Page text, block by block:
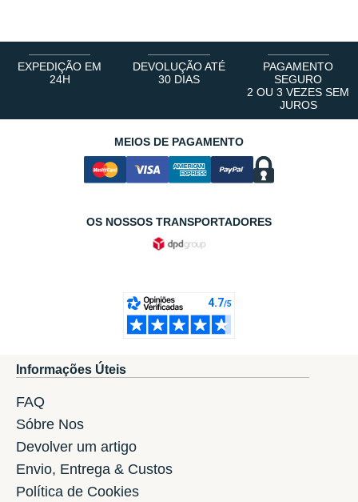
EXPEDIÇÃO EM
24H
DEVOLUÇÃO ATÉ
30 DIAS
PAGAMENTO
SEGURO
2 OU 3 VEZES SEM
JUROS
MEIOS DE PAGAMENTO
OS NOSSOS TRANSPORTADORES
Informações Úteis
FAQ
Sóbre Nos
Devolver um artigo
Envio, Entrega & Custos
Política de Cookies